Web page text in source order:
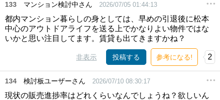
133 マンション検討中さん 2026/07/05 01:44:13
都内マンション暮らしの身としては、早めの引退後に松本
中心のアウトドアライフを送る上でかなりよい物件ではな
いかと思い注目してます。賃貸も出てきますかね？
非表示 投稿する 参考になる! 2
134 検討板ユーザーさん 2026/07/10 08:30:17
現状の販売進捗率はどれくらいなんでしょうね？欲しいん